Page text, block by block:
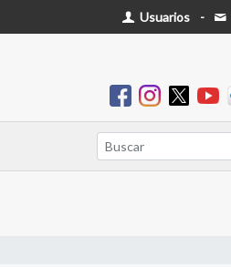
Usuarios -